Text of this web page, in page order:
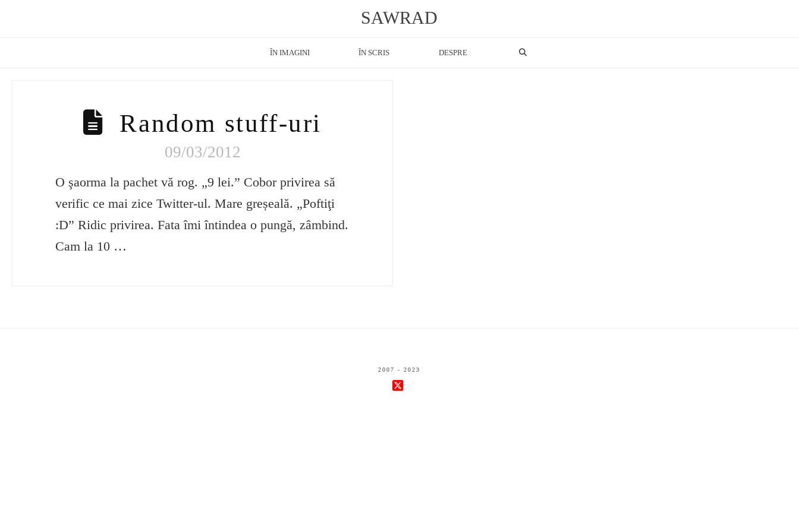
SAWRAD
ÎN IMAGINI ÎN SCRIS DESPRE
Random stuff-uri
09/03/2012
O şaorma la pachet vă rog. „9 lei.” Cobor privirea să
verific ce mai zice Twitter-ul. Mare greșeală. „Poftiţi
:D” Ridic privirea. Fata îmi întindea o pungă, zâmbind.
Cam la 10 …
2007 - 2023